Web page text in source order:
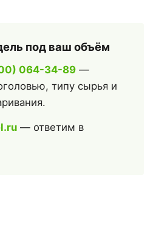
под ваш объём
064-34-89 —
типу сырья и
— ответим в